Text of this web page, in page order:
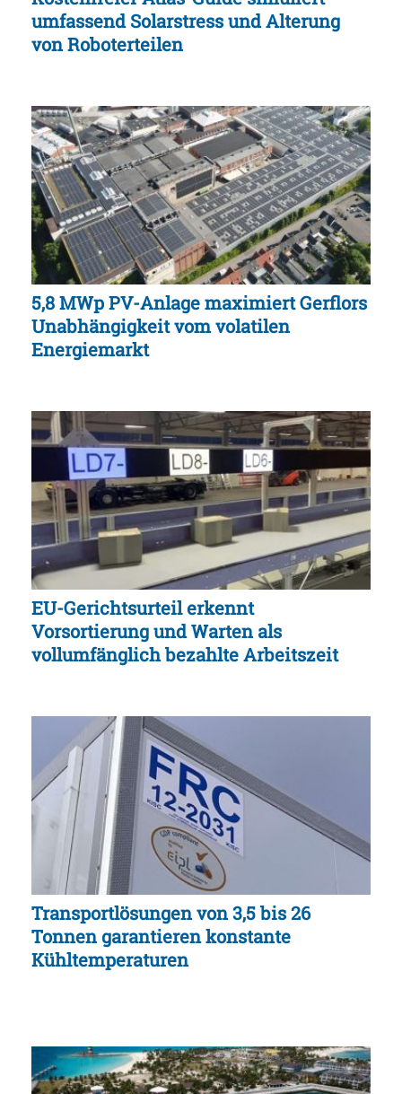
umfassend Solarstress und Alterung
von Roboterteilen
5,8 MWp PV-Anlage maximiert Gerflors
Unabhängigkeit vom volatilen
Energiemarkt
EU-Gerichtsurteil erkennt
Vorsortierung und Warten als
vollumfänglich bezahlte Arbeitszeit
Transportlösungen von 3,5 bis 26
Tonnen garantieren konstante
Kühltemperaturen